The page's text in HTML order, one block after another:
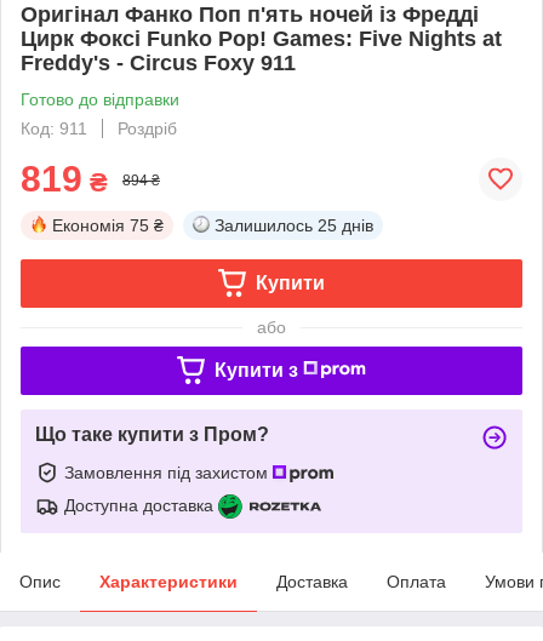
Оригінал Фанко Поп п'ять ночей із Фредді
Цирк Фоксі Funko Pop! Games: Five Nights at
Freddy's - Circus Foxy 911
Готово до відправки
Код: 911
Роздріб
819 ₴ 894 ₴
Економія 75 ₴ Залишилось 25 днів
Купити
або
Купити з
Що таке купити з Пром?
Замовлення під захистом
Доступна доставка
Опис Характеристики Доставка Оплата Умови